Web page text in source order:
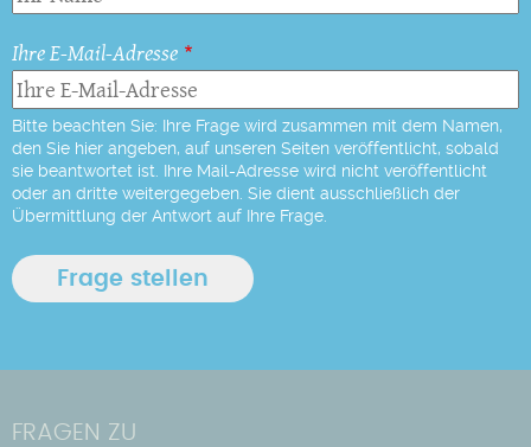
Ihre E-Mail-Adresse
Bitte beachten Sie: Ihre Frage wird zusammen mit dem Namen,
den Sie hier angeben, auf unseren Seiten veröffentlicht, sobald
sie beantwortet ist. Ihre Mail-Adresse wird nicht veröffentlicht
oder an dritte weitergegeben. Sie dient ausschließlich der
Übermittlung der Antwort auf Ihre Frage.
FRAGEN ZU